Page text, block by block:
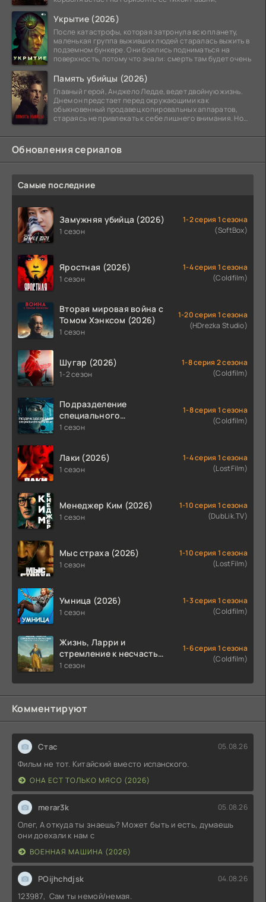
Укрытие (2026)
После катастрофы, которая затронула всю планету,
маленькая группа выживших людей старалась выжить в
подземном бункере. Они боялись подниматься на
поверхность, потому что знали: смерть там будет очень
Память убийцы (2026)
Главный герой, Анджело Ледде, ведет двойную жизнь.
Днем он предстает перед окружающими как
обыкновенный продавец копировальных аппаратов,
стараясь не привлекать к себе лишнего внимания. Но
Обновления сериалов
Самые последние
Замужняя убийца (2026)
1 сезон
1-2 серия 1 сезона
(SoftBox)
Яростная (2026)
1 сезон
1-4 серия 1 сезона
(Coldfilm)
Вторая мировая война с
Томом Хэнксом (2026)
1 сезон
1-20 серия 1 сезона
(HDrezka Studio)
Шугар (2026)
1-2 сезон
1-8 серия 2 сезона
(Coldfilm)
Подразделение
специального
назначения (2026)
1 сезон
1-8 серия 1 сезона
(Coldfilm)
Лаки (2026)
1 сезон
1-4 серия 1 сезона
(LostFilm)
Менеджер Ким (2026)
1 сезон
1-10 серия 1 сезона
(DubLik.TV)
Мыс страха (2026)
1 сезон
1-10 серия 1 сезона
(LostFilm)
Умница (2026)
1 сезон
1-3 серия 1 сезона
(Coldfilm)
Жизнь, Ларри и
стремление к несчастью:
Почти история Америки
1 сезон
1-6 серия 1 сезона
(Coldfilm)
Комментируют
Стас 05.08.26
Фильм не тот. Китайский вместо испанского.
ОНА ЕСТ ТОЛЬКО МЯСО (2026)
merar3k 05.08.26
Олег, А откуда ты знаешь? Может быть и есть, думаешь
они доехали к нам с
ВОЕННАЯ МАШИНА (2026)
POijhchdjsk 04.08.26
123987, Сам ты немой/немая.